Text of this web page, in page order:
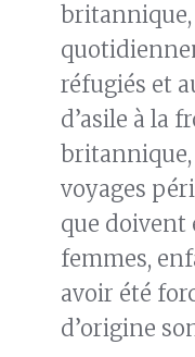
réfugiés et
d’asile à la
voyages
que doivent
femmes,
avoir été
d’origine